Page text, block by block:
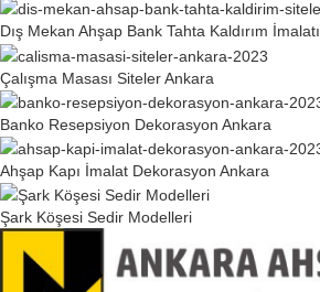
Dış Mekan Ahşap Bank Tahta Kaldırım İmalatı
Çalışma Masası Siteler Ankara
Banko Resepsiyon Dekorasyon Ankara
Ahşap Kapı İmalat Dekorasyon Ankara
Şark Köşesi Sedir Modelleri